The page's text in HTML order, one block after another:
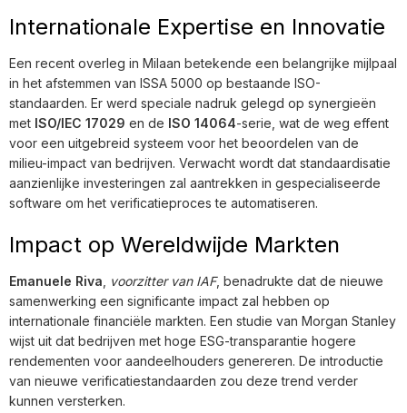
Internationale Expertise en Innovatie
Een recent overleg in Milaan betekende een belangrijke mijlpaal
in het afstemmen van ISSA 5000 op bestaande ISO-
standaarden. Er werd speciale nadruk gelegd op synergieën
met ISO/IEC 17029 en de ISO 14064-serie, wat de weg effent
voor een uitgebreid systeem voor het beoordelen van de
milieu-impact van bedrijven. Verwacht wordt dat standaardisatie
aanzienlijke investeringen zal aantrekken in gespecialiseerde
software om het verificatieproces te automatiseren.
Impact op Wereldwijde Markten
Emanuele Riva voorzitter van IAF, benadrukte dat de nieuwe
samenwerking een significante impact zal hebben op
internationale financiële markten. Een studie van Morgan Stanley
wijst uit dat bedrijven met hoge ESG-transparantie hogere
rendementen voor aandeelhouders genereren. De introductie
van nieuwe verificatiestandaarden zou deze trend verder
kunnen versterken.